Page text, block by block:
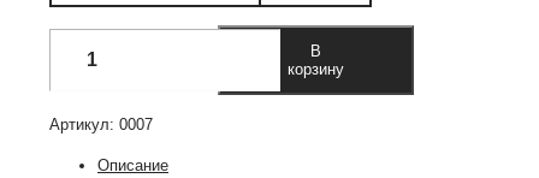
товара
Цветок
В
корзину
Артикул: 0007
Описание